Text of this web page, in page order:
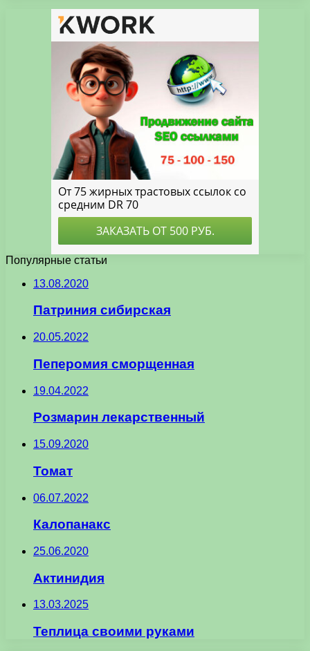
Популярные статьи
13.08.2020
Патриния сибирская
20.05.2022
Пеперомия сморщенная
19.04.2022
Розмарин лекарственный
15.09.2020
Томат
06.07.2022
Калопанакс
25.06.2020
Актинидия
13.03.2025
Теплица своими руками